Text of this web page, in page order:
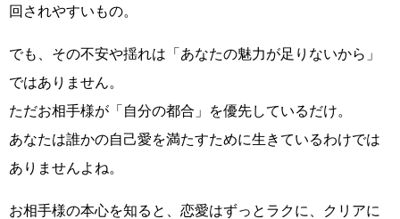
回されやすいもの。
でも、その不安や揺れは「あなたの魅力が足りないから」
ではありません。
ただお相手様が「自分の都合」を優先しているだけ。
あなたは誰かの自己愛を満たすために生きているわけでは
ありませんよね。
お相手様の本心を知ると、恋愛はずっとラクに、クリアに